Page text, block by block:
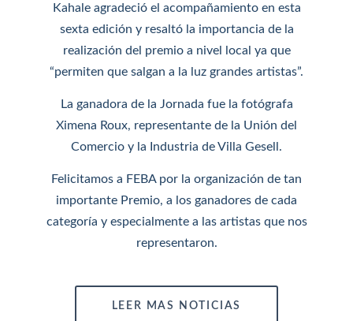
Kahale agradeció el acompañamiento en esta
sexta edición y resaltó la importancia de la
realización del premio a nivel local ya que
“permiten que salgan a la luz grandes artistas”.
La ganadora de la Jornada fue la fotógrafa
Ximena Roux, representante de la Unión del
Comercio y la Industria de Villa Gesell.
Felicitamos a FEBA por la organización de tan
importante Premio, a los ganadores de cada
categoría y especialmente a las artistas que nos
representaron.
LEER MAS NOTICIAS